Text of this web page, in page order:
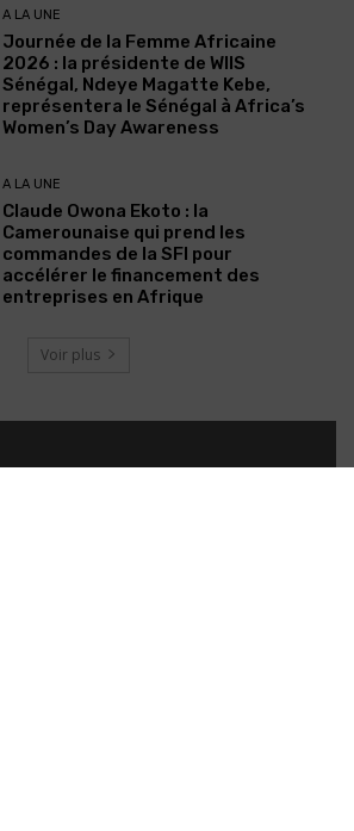
A LA UNE
Journée de la Femme Africaine
2026 : la présidente de WIIS
Sénégal, Ndeye Magatte Kebe,
représentera le Sénégal à Africa’s
Women’s Day Awareness
A LA UNE
Claude Owona Ekoto : la
Camerounaise qui prend les
commandes de la SFI pour
accélérer le financement des
entreprises en Afrique
Voir plus